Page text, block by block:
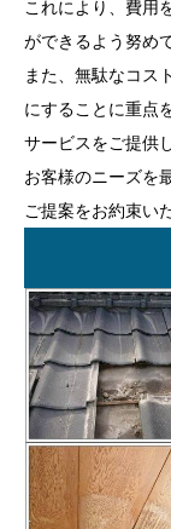
これにより、費用
ができるよう努め
また、無駄なコス
にすることに重点
サービスをご提供
お客様のニーズを
ご提案をお約束い